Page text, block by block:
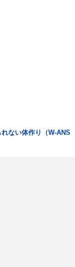
ない体作り（W-ANS